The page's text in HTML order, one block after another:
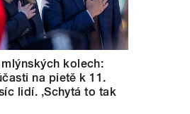
kolech:
na pietě k 11.
lidí. ‚Schytá to tak